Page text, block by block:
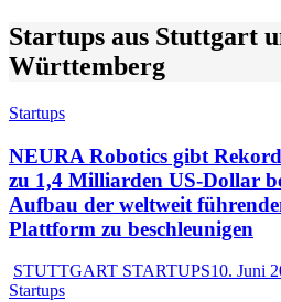
Startups aus Stuttgart
Württemberg
Startups
NEURA Robotics gibt
zu 1,4 Milliarden US-Dollar
Aufbau der weltweit
Plattform zu beschleunigen
STUTTGART STARTUPS10. Juni
Startups